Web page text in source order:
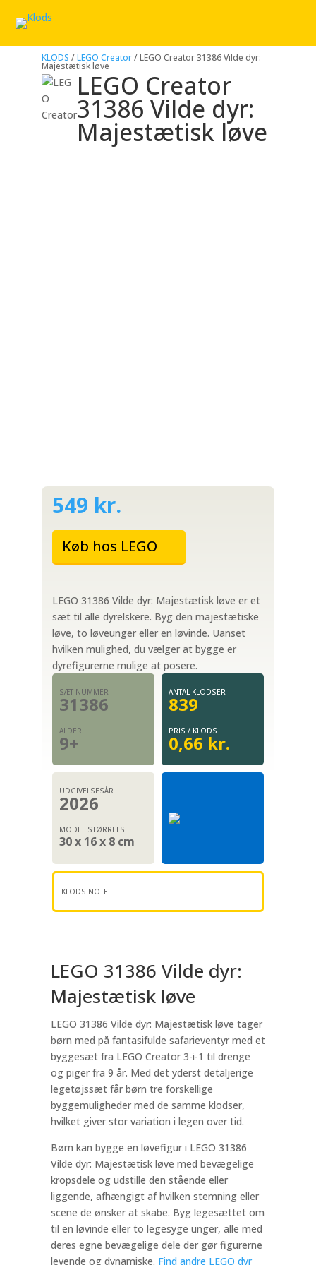
KLODS /LEGO Creator/ LEGO Creator 31386 Vilde dyr:
Majestætisk løve
LEGO Creator
31386 Vilde dyr:
Majestætisk løve
549 kr.
Køb hos LEGO
LEGO 31386 Vilde dyr: Majestætisk løve er et
sæt til alle dyrelskere. Byg den majestætiske
løve, to løveunger eller en løvinde. Uanset
hvilken mulighed, du vælger at bygge er
dyrefigurerne mulige at posere.
SÆT NUMMER
31386
ALDER
9+
ANTAL KLODSER
839
PRIS / KLODS
0,66 kr.
UDGIVELSESÅR
2026
MODEL STØRRELSE
30 x 16 x 8 cm
KLODS NOTE:
LEGO 31386 Vilde dyr:
Majestætisk løve
LEGO 31386 Vilde dyr: Majestætisk løve tager
børn med på fantasifulde safarieventyr med et
byggesæt fra LEGO Creator 3-i-1 til drenge
og piger fra 9 år. Med det yderst detaljerige
legetøjssæt får børn tre forskellige
byggemuligheder med de samme klodser,
hvilket giver stor variation i legen over tid.
Børn kan bygge en løvefigur i LEGO 31386
Vilde dyr: Majestætisk løve med bevægelige
kropsdele og udstille den stående eller
liggende, afhængigt af hvilken stemning eller
scene de ønsker at skabe. Byg legesættet om
til en løvinde eller to legesyge unger, alle med
deres egne bevægelige dele der gør figurerne
levende og dynamiske. Find andre LEGO dyr